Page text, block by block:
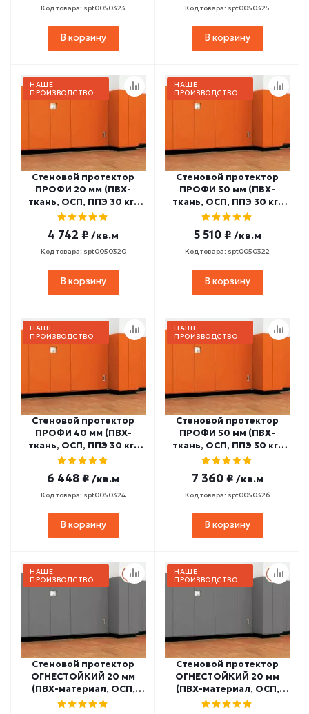
Код товара: spt0050323
В корзину
Код товара: spt0050325
В корзину
НАШЕ
ПРОИЗВОДСТВО
Стеновой протектор
ПРОФИ 20 мм (ПВХ-
ткань, ОСП, ППЭ 30 кг/
м3) СП-10
4 742 ₽ /кв.м
Код товара: spt0050320
В корзину
НАШЕ
ПРОИЗВОДСТВО
Стеновой протектор
ПРОФИ 30 мм (ПВХ-
ткань, ОСП, ППЭ 30 кг/
м3) СП-12
5 510 ₽ /кв.м
Код товара: spt0050322
В корзину
НАШЕ
ПРОИЗВОДСТВО
Стеновой протектор
ПРОФИ 40 мм (ПВХ-
ткань, ОСП, ППЭ 30 кг/
м3) СП-14
6 448 ₽ /кв.м
Код товара: spt0050324
В корзину
НАШЕ
ПРОИЗВОДСТВО
Стеновой протектор
ПРОФИ 50 мм (ПВХ-
ткань, ОСП, ППЭ 30 кг/
м3) СП-16
7 360 ₽ /кв.м
Код товара: spt0050326
В корзину
НАШЕ
ПРОИЗВОДСТВО
Стеновой протектор
ОГНЕСТОЙКИЙ 20 мм
(ПВХ-материал, ОСП,
НПЭ 22 кг/м3,
НАШЕ
ПРОИЗВОДСТВО
Стеновой протектор
ОГНЕСТОЙКИЙ 20 мм
(ПВХ-материал, ОСП,
ППЭ 30 кг/м3,